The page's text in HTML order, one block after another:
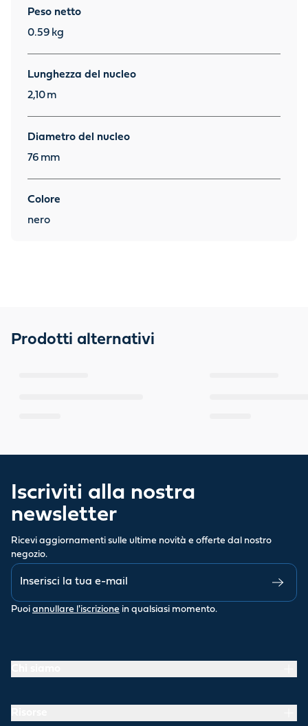
Peso netto
0.59 kg
Lunghezza del nucleo
2,10 m
Diametro del nucleo
76 mm
Colore
nero
Prodotti alternativi
Iscriviti alla nostra
newsletter
Ricevi aggiornamenti sulle ultime novità e offerte dal nostro
negozio.
Puoi annullare l'iscrizione in qualsiasi momento.